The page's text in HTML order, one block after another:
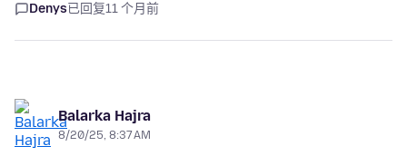
Denys已回复11 个月前
Balarka Hajra
8/20/25, 8:37 AM